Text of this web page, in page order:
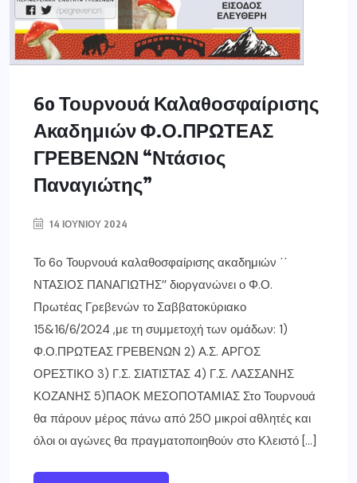
6o Τουρνουά Καλαθοσφαίρισης
Ακαδημιών Φ.Ο.ΠΡΩΤΕΑΣ
ΓΡΕΒΕΝΩΝ “Ντάσιος
Παναγιώτης”
14 ΙΟΥΝΊΟΥ 2024
Το 6o Τουρνουά καλαθοσφαίρισης ακαδημιών ΄΄
ΝΤΑΣΙΟΣ ΠΑΝΑΓΙΩΤΗΣ’’ διοργανώνει ο Φ.Ο.
Πρωτέας Γρεβενών το Σαββατοκύριακο
15&16/6/2024 ,με τη συμμετοχή των ομάδων: 1)
Φ.Ο.ΠΡΩΤΕΑΣ ΓΡΕΒΕΝΩΝ 2) Α.Σ. ΑΡΓΟΣ
ΟΡΕΣΤΙΚΟ 3) Γ.Σ. ΣΙΑΤΙΣΤΑΣ 4) Γ.Σ. ΛΑΣΣΑΝΗΣ
ΚΟΖΑΝΗΣ 5)ΠΑΟΚ ΜΕΣΟΠΟΤΑΜΙΑΣ Στο Τουρνουά
θα πάρουν μέρος πάνω από 250 μικροί αθλητές και
όλοι οι αγώνες θα πραγματοποιηθούν στο Κλειστό […]